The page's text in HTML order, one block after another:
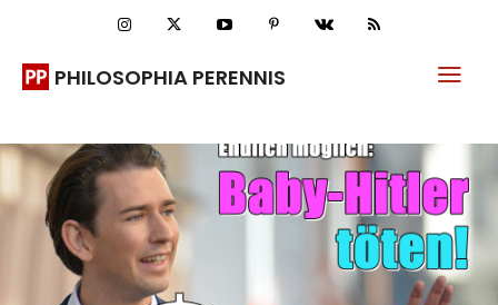
PHILOSOPHIA PERENNIS